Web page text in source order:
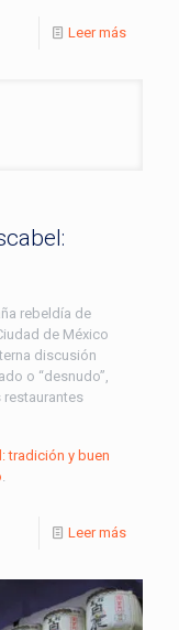
Leer más
rebeldía de
de México
discusión
o “desnudo”,
tradición y buen
.
Leer más